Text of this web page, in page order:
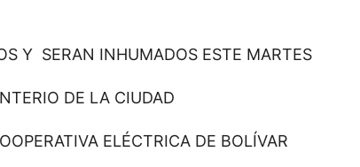
Y SERAN INHUMADOS ESTE MARTES
DE LA CIUDAD
ELÉCTRICA DE BOLÍVAR